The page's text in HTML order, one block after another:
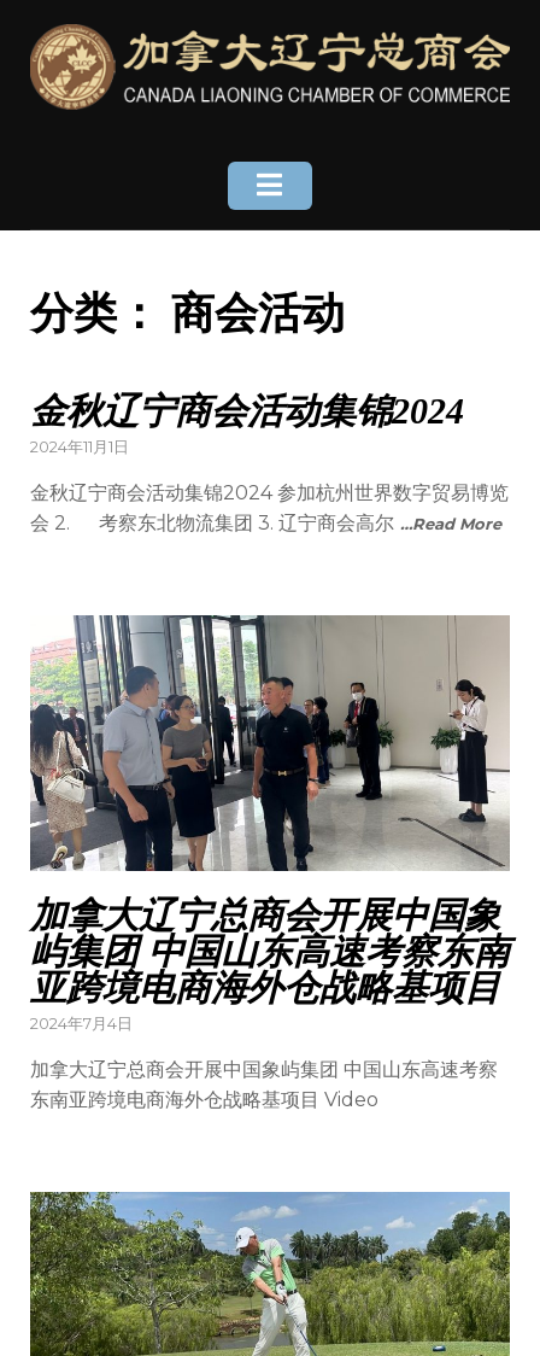
content
分类： 商会活动
金秋辽宁商会活动集锦2024
Posted
2024年11月1日
金秋辽宁商会活动集锦2024 参加杭州世界数字贸易博览
会 2. 考察东北物流集团 3. 辽宁商会高尔 …Read More
加拿大辽宁总商会开展中国象
屿集团 中国山东高速考察东南
亚跨境电商海外仓战略基项目
Posted
2024年7月4日
加拿大辽宁总商会开展中国象屿集团 中国山东高速考察
东南亚跨境电商海外仓战略基项目 Video